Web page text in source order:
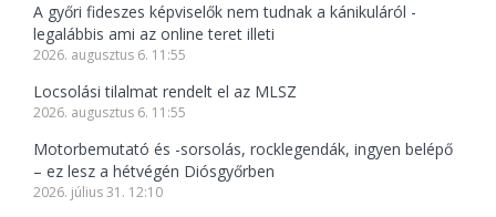
A győri fideszes képviselők nem tudnak a kánikuláról -
legalábbis ami az online teret illeti
2026. augusztus 6. 11:55
Locsolási tilalmat rendelt el az MLSZ
2026. augusztus 6. 11:55
Motorbemutató és -sorsolás, rocklegendák, ingyen belépő
– ez lesz a hétvégén Diósgyőrben
2026. július 31. 12:10